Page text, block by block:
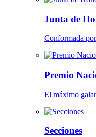
Junta de
Conformada
Premio
El máximo
Secciones